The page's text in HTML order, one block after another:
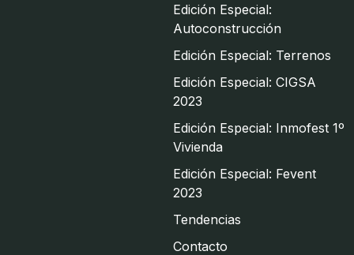
Edición Especial:
Autoconstrucción
Edición Especial: Terrenos
Edición Especial: CIGSA
2023
Edición Especial: Inmofest 1º
Vivienda
Edición Especial: Fevent
2023
Tendencias
Contacto